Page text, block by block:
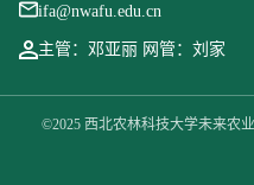
ifa@nwafu.edu.cn
主管：邓亚丽 网管：刘家
©2025 西北农林科技大学未来农